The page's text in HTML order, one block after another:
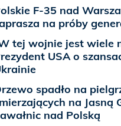
F-35 nad
na próby
tej wojnie jest wiele
USA o
spadło na
na Jasną
nad Polską